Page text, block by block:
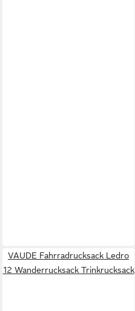
VAUDE Fahrradrucksack Ledro
12 Wanderrucksack Trinkrucksack